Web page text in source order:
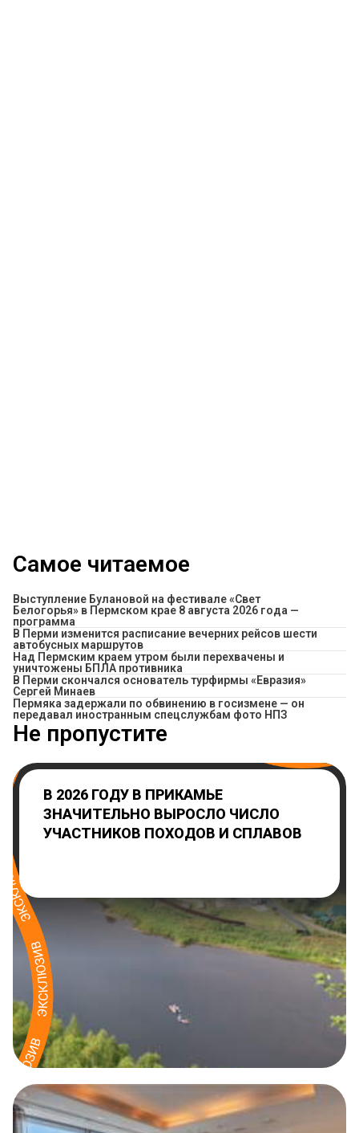
Самое читаемое
Выступление Булановой на фестивале «Свет
Белогорья» в Пермском крае 8 августа 2026 года —
программа
​В Перми изменится расписание вечерних рейсов шести
автобусных маршрутов
Над Пермским краем утром были перехвачены и
уничтожены БПЛА противника
В Перми скончался основатель турфирмы «Евразия»
Сергей Минаев
Пермяка задержали по обвинению в госизмене — он
передавал иностранным спецслужбам фото НПЗ
Не пропустите
В 2026 ГОДУ В ПРИКАМЬЕ
ЗНАЧИТЕЛЬНО ВЫРОСЛО ЧИСЛО
УЧАСТНИКОВ ПОХОДОВ И СПЛАВОВ